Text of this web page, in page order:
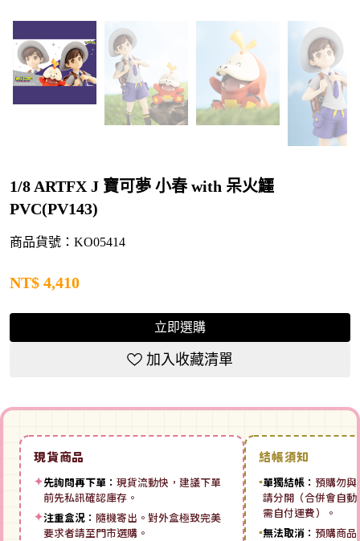
1/8 ARTFX J 寶可夢 小春 with 呆火鱷
PVC(PV143)
商品貨號：KO05414
NT$ 4,410
立即選購
加入收藏清單
現貨商品
✦先詢問再下單： 現貨流動快，建議下單
前先私訊確認庫存。
✦注重盒況： 隨機寄出。對外盒極致完美
要求者請至門市選購。
結帳須知
▪單獨結帳： 預購勿與
請分開（合併會自
需自付運費）。
▪無法取消： 預購商品